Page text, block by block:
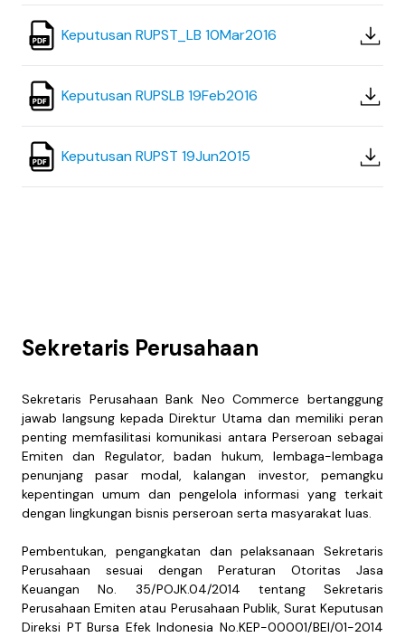
Keputusan RUPST_LB 10Mar2016
Keputusan RUPSLB 19Feb2016
Keputusan RUPST 19Jun2015
Sekretaris Perusahaan
Sekretaris Perusahaan Bank Neo Commerce bertanggung
jawab langsung kepada Direktur Utama dan memiliki peran
penting memfasilitasi komunikasi antara Perseroan sebagai
Emiten dan Regulator, badan hukum, lembaga-lembaga
penunjang pasar modal, kalangan investor, pemangku
kepentingan umum dan pengelola informasi yang terkait
dengan lingkungan bisnis perseroan serta masyarakat luas.
Pembentukan, pengangkatan dan pelaksanaan Sekretaris
Perusahaan sesuai dengan Peraturan Otoritas Jasa
Keuangan No. 35/POJK.04/2014 tentang Sekretaris
Perusahaan Emiten atau Perusahaan Publik, Surat Keputusan
Direksi PT Bursa Efek Indonesia No.KEP-00001/BEI/01-2014